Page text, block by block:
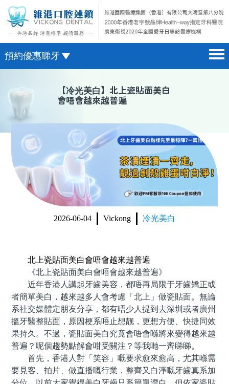
預約優惠睇牙
醫院簡介 hospital introduction
醫生介紹 doctor introduction
醫療新聞 medical news
種植牙 dental implant
箍牙 orthodontics
收費標準 change standard
微信預約
WhatsApp預約
【冷光美白】北上瓷貼面美白
會唔會越來越普遍
2026-06-04 Vickong 冷光美白
北上瓷貼面美白會唔會越來越普遍
《北上瓷貼面美白會唔會越來越普遍》
近年香港人講起牙齒美容，都唔再局限于牙齒矯正或
者簡單美白，越來越多人會考慮「北上」做瓷貼面。無論
系社交媒體定朋友分享，都有唔少人提到去深圳或者廣州
搵牙醫整貼面，原因梗系唔止想靓，更想方便、快捷同效
果持久。不過，瓷貼面美白究竟會唔會喺將來變得越來越
普遍？呢個趨勢點解會咁受關注？等我哋一齊睇睇。
首先，香港人對「笑容」嘅要求愈來愈高，尤其喺需
要見客、拍片、做直播嘅行業，整齊又白淨嘅牙齒真系加